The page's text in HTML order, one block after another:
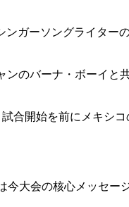
ガーソングライター
のバーナ・ボーイと
合開始を前にメキシ
大会の核心メッセー